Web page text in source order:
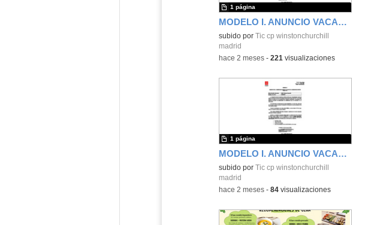
MODELO I. ANUNCIO VACANTE
subido por
Tic cp winstonchurchill
madrid
1 página
-hace 2 meses- 221 visualizaciones
MODELO I. ANUNCIO VACANTE
subido por
Tic cp winstonchurchill
madrid
1 página
-hace 2 meses- 84visualizaciones